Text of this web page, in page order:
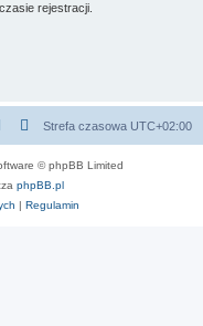
rejestracji.
Strefa czasowa UTC+02:00
© phpBB Limited
phpBB.pl
| Regulamin